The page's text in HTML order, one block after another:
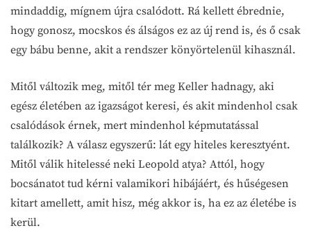
mindaddig, mígnem újra csalódott. Rá kellett ébrednie,
hogy gonosz, mocskos és álságos ez az új rend is, és ő csak
egy bábu benne, akit a rendszer könyörtelenül kihasznál.
Mitől változik meg, mitől tér meg Keller hadnagy, aki
egész életében az igazságot keresi, és akit mindenhol csak
csalódások érnek, mert mindenhol képmutatással
találkozik? A válasz egyszerű: lát egy hiteles keresztyént.
Mitől válik hitelessé neki Leopold atya? Attól, hogy
bocsánatot tud kérni valamikori hibájáért, és hűségesen
kitart amellett, amit hisz, még akkor is, ha ez az életébe is
kerül.